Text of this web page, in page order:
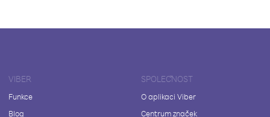
VIBER
Funkce
Blog
SPOLEČNOST
O aplikaci Viber
Centrum značek